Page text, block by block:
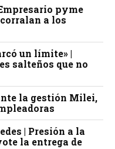
pyme
a los
un límite» |
salteños que no
la gestión Milei,
| Presión a la
la entrega de